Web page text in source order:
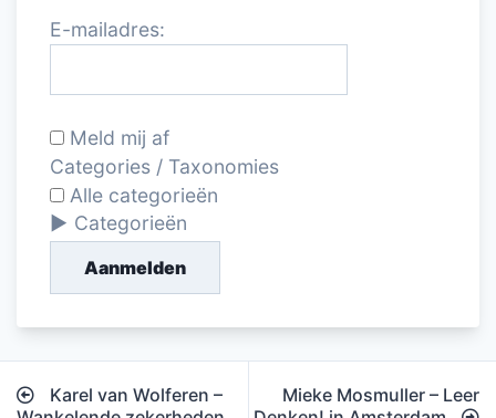
E-mailadres:
Meld mij af
Categories / Taxonomies
Alle categorieën
Categorieën
Aanmelden
Bericht
Karel van Wolferen –
Mieke Mosmuller – Leer